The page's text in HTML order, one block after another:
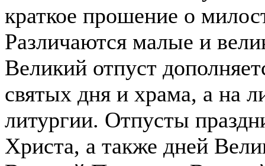
краткое прошение о
Различаются малые и
Великий отпуст
святых дня и храма, а на
литургии. Отпусты
Христа, а также дней